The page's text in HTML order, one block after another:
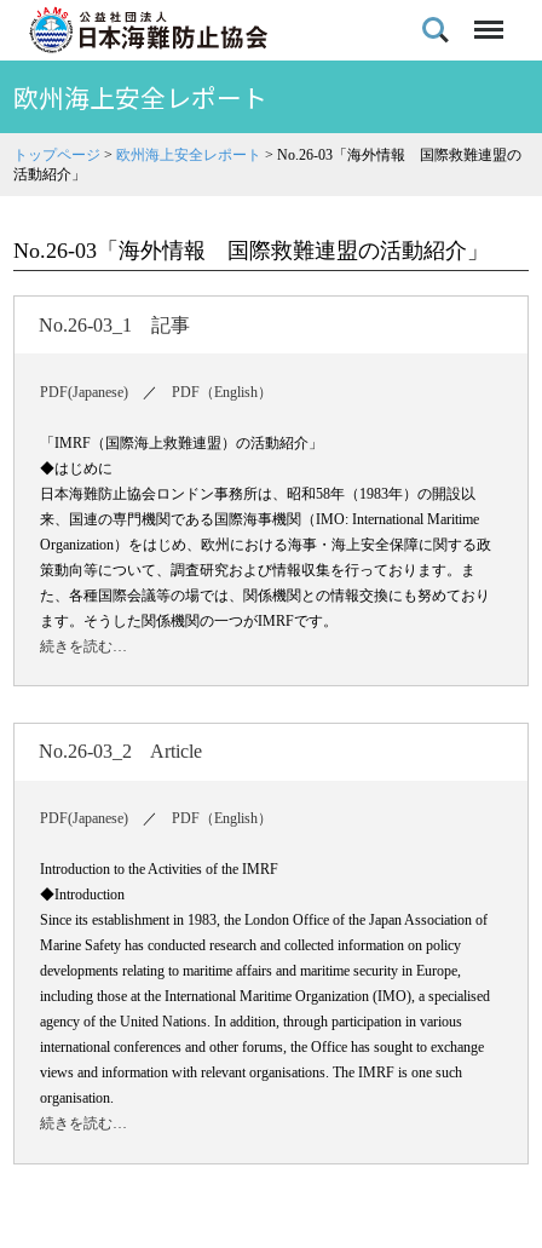
欧州海上安全レポート
トップページ > 欧州海上安全レポート >No.26-03「海外情報 国際救難連盟の
活動紹介」
No.26-03「海外情報 国際救難連盟の活動紹介」
No.26-03_1 記事
PDF(Japanese) ／PDF（English）
「IMRF（国際海上救難連盟）の活動紹介」
◆はじめに
日本海難防止協会ロンドン事務所は、昭和58年（1983年）の開設以
来、国連の専門機関である国際海事機関（IMO: International Maritime
Organization）をはじめ、欧州における海事・海上安全保障に関する政
策動向等について、調査研究および情報収集を行っております。ま
た、各種国際会議等の場では、関係機関との情報交換にも努めており
ます。そうした関係機関の一つがIMRFです。
続きを読む…
No.26-03_2 Article
PDF(Japanese) ／PDF（English）
Introduction to the Activities of the IMRF
◆Introduction
Since its establishment in 1983, the London Office of the Japan Association of
Marine Safety has conducted research and collected information on policy
developments relating to maritime affairs and maritime security in Europe,
including those at the International Maritime Organization (IMO), a specialised
agency of the United Nations. In addition, through participation in various
international conferences and other forums, the Office has sought to exchange
views and information with relevant organisations. The IMRF is one such
organisation.
続きを読む…